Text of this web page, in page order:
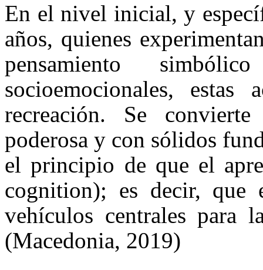
En el nivel inicial, y
años, quienes
pensamiento
socioemocionales, estas
recreación. Se
poderosa y con sólidos
el principio de que el
cognition); es decir,
vehículos centrales para
(Macedonia, 2019)